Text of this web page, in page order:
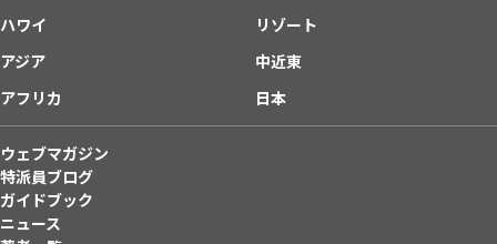
ハワイ
リゾート
アジア
中近東
アフリカ
日本
ウェブマガジン
特派員ブログ
ガイドブック
ニュース